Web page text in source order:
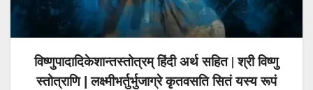
विष्णुपादादिकेशान्तस्तोत्रम् हिंदी अर्थ सहित |श्री विष्णु
स्तोत्राणि | लक्ष्मीभर्तुर्भुजाग्रे कृतवसति सितं यस्य रूपं